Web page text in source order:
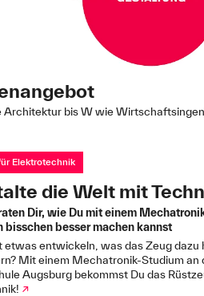
Architektur bis W wie
Elektrotechnik
die Welt mit
Dir, wie Du mit einem
bisschen besser machen kannst
etwas entwickeln, was das Zeug dazu
Mit einem Mechatronik-Studium an
Augsburg bekommst Du das
↗